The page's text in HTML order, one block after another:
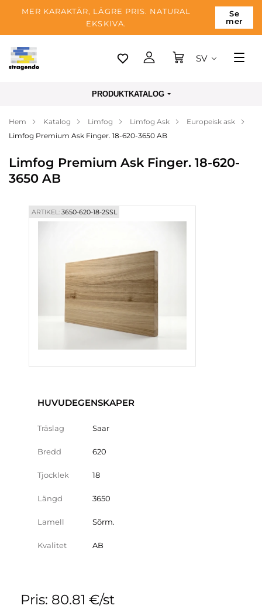
MER KARAKTÄR, LÄGRE PRIS. NATURAL
EKSKIVA.
Se
mer
Tallinn
Betalning
Blogg
SV
PRODUKTKATALOG
Hem Katalog Limfog Limfog Ask
Europeisk ask
Limfog Premium Ask Finger. 18-620-3650 AB
Limfog Premium Ask Finger. 18-620-
3650 AB
ARTIKEL:3650-620-18-2SSL
HUVUDEGENSKAPER
Träslag Saar
Bredd 620
Tjocklek 18
Längd 3650
Lamell Sõrm.
Kvalitet AB
Pris: 80.81 €/st